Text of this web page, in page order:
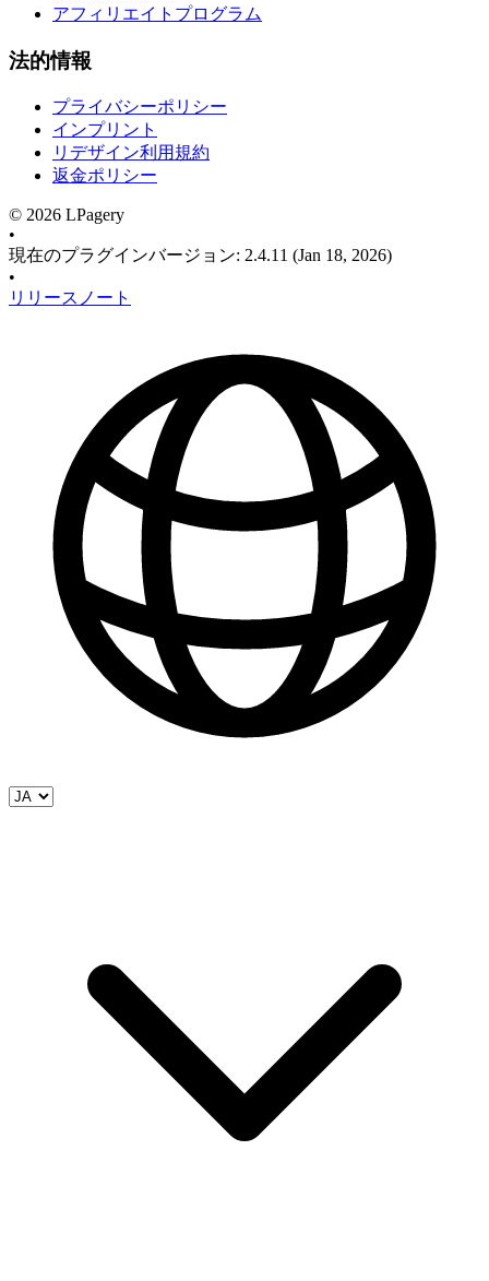
アフィリエイトプログラム
法的情報
プライバシーポリシー
インプリント
リデザイン利用規約
返金ポリシー
© 2026 LPagery
•
現在のプラグインバージョン: 2.4.11 (Jan 18, 2026)
•
リリースノート